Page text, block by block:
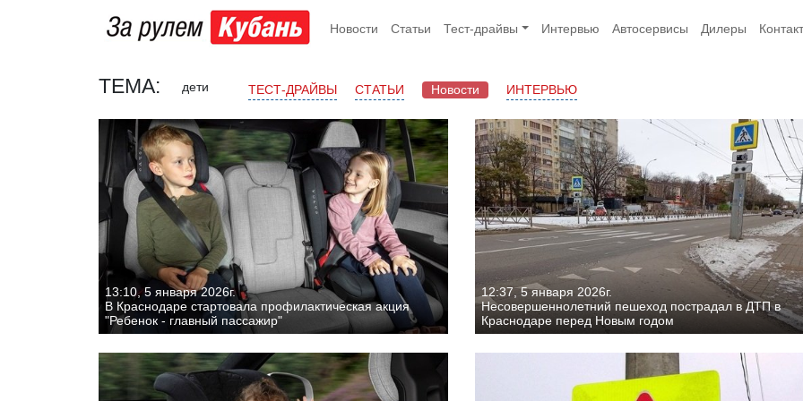
Новости Статьи Тест-драйвы Интервью Автосервисы Дилеры
ТЕМА: дети ТЕСТ-ДРАЙВЫ СТАТЬИ Новости ИНТЕРВЬЮ
13:10, 5 января 2026г.
В Краснодаре стартовала профилактическая акция
"Ребенок - главный пассажир"
12:37, 5 января 2026г.
Несовершеннолетний пешеход пострадал в ДТП в
Краснодаре перед Новым годом